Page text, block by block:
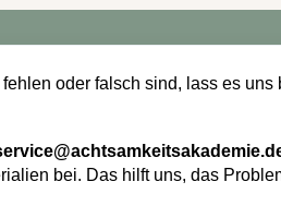
oder falsch sind, lass es uns
bei. Das hilft uns, das